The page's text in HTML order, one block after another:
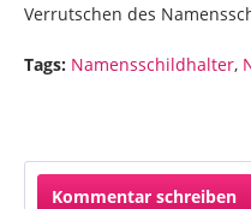
Verrutschen des
Tags: Namensschildhalter,
Kommentar schreiben